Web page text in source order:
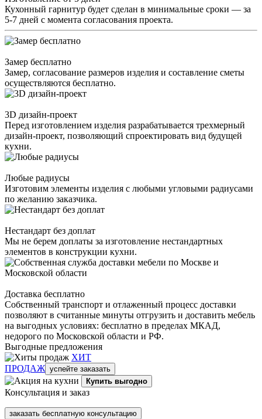
Кухонный гарнитур будет сделан в минимальные сроки — за
5-7 дней с момента согласования проекта.
Замер бесплатно
Замер, согласование размеров изделия и составление сметы
осуществляются бесплатно.
3D дизайн-проект
Перед изготовлением изделия разрабатывается трехмерный
дизайн-проект, позволяющий спроектировать вид будущей
кухни.
Любые радиусы
Изготовим элементы изделия с любыми угловыми радиусами
по желанию заказчика.
Нестандарт без доплат
Мы не берем доплаты за изготовление нестандартных
элементов в конструкции кухни.
Доставка бесплатно
Собственный транспорт и отлаженный процесс доставки
позволяют в считанные минуты отгрузить и доставить мебель
на выгодных условиях: бесплатно в пределах МКАД,
недорого по Московской области и РФ.
Выгодные предложения
ХИТ
ПРОДАЖ успейте заказать
Купить выгодно
Консультация и заказ
заказать бесплатную консультацию